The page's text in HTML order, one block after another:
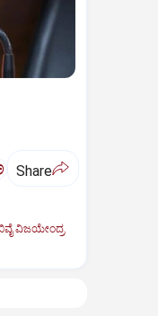
Share
ವಿಜಯೇಂದ್ರ